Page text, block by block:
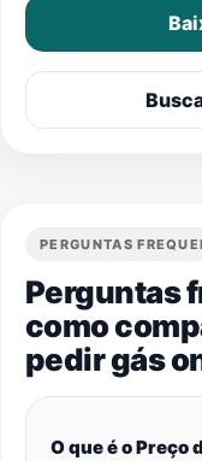
PERGUNTAS
Perguntas
como
pedir gás
O que é o Preço